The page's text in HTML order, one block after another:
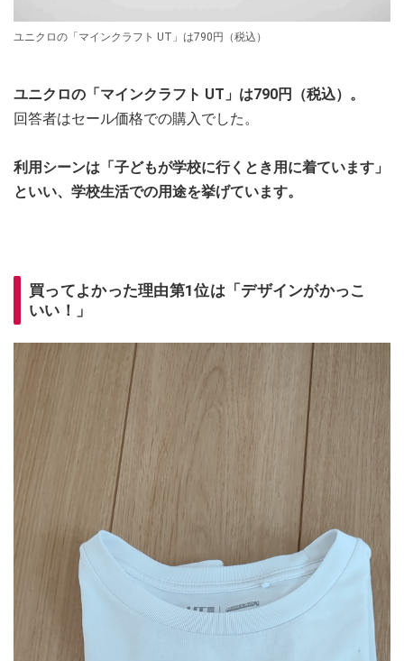
ユニクロの「マインクラフト UT」は790円（税込）
ユニクロの「マインクラフト UT」は790円（税込）。
回答者はセール価格での購入でした。
利用シーンは「子どもが学校に行くとき用に着ています」
といい、学校生活での用途を挙げています。
買ってよかった理由第1位は「デザインがかっこ
いい！」